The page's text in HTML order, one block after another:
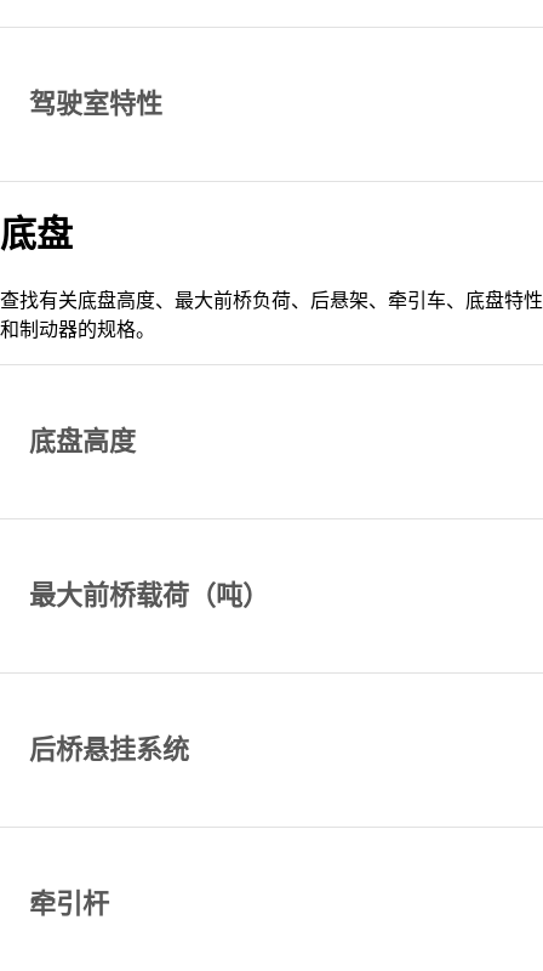
驾驶室特性
底盘
查找有关底盘高度、最大前桥负荷、后悬架、牵引车、底盘特性
和制动器的规格。
底盘高度
最大前桥载荷（吨）
后桥悬挂系统
牵引杆